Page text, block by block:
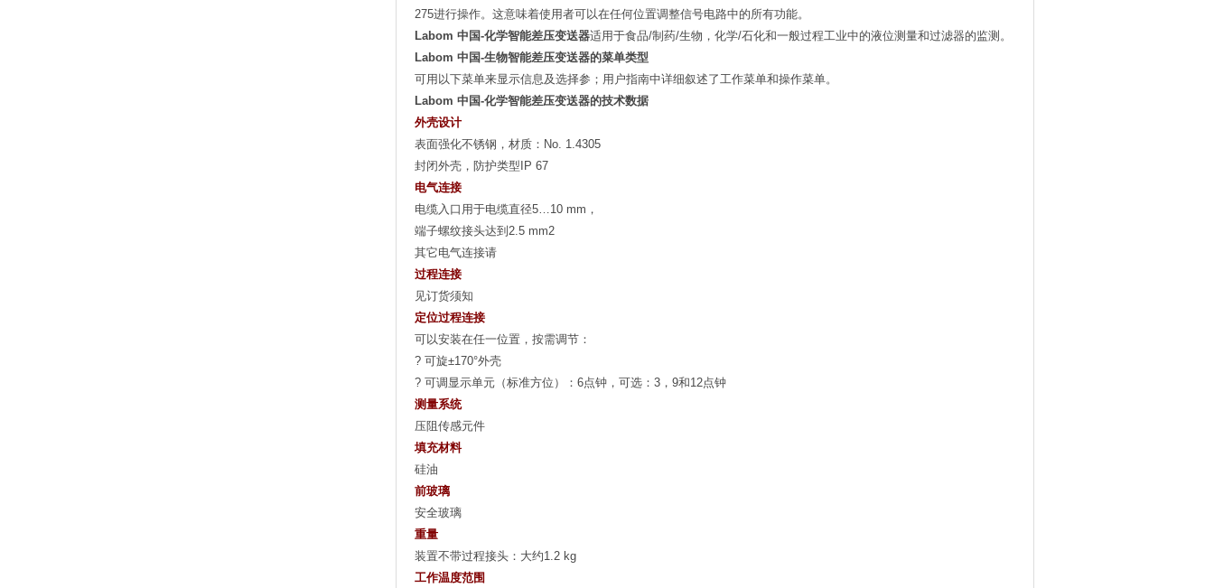
275进行操作。这意味着使用者可以在任何位置调整信号电路中的所有功能。
Labom 中国-化学智能差压变送器适用于食品/制药/生物，化学/石化和一般过程工业中的液位测量和过滤器的监测。
Labom 中国-生物智能差压变送器的菜单类型
可用以下菜单来显示信息及选择参；用户指南中详细叙述了工作菜单和操作菜单。
Labom 中国-化学智能差压变送器的技术数据
外壳设计
表面强化不锈钢，材质： No. 1.4305
封闭外壳，防护类型 IP 67
电气连接
电缆入口用于电缆直径5…10 mm ，
端子螺纹接头达到 2.5 mm2
其它电气连接请
过程连接
见订货须知
定位过程连接
可以安装在任一位置，按需调节：
? 可旋±170°外壳
? 可调显示单元（标准方位）： 6点钟，可选： 3 ， 9和12点钟
测量系统
压阻传感元件
填充材料
硅油
前玻璃
安全玻璃
重量
装置不带过程接头：大约1.2 kg
工作温度范围